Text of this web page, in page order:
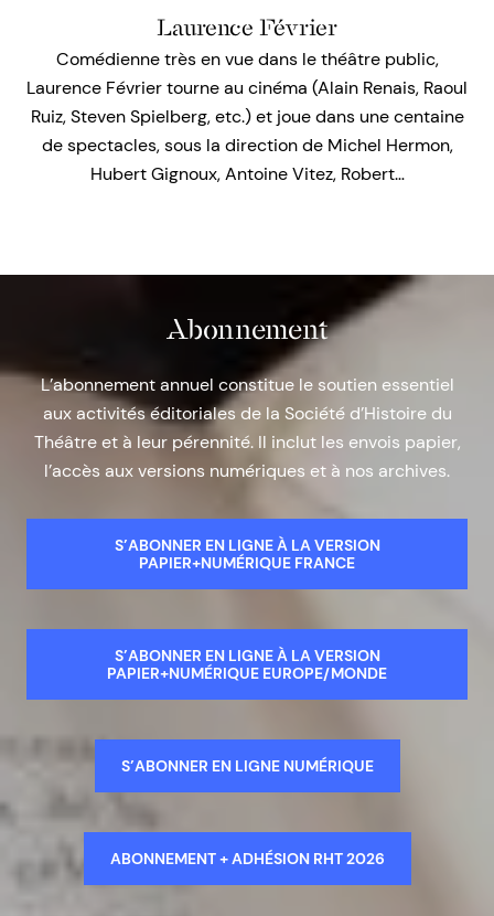
Laurence Février
Comédienne très en vue dans le théâtre public,
Laurence Février tourne au cinéma (Alain Renais, Raoul
Ruiz, Steven Spielberg, etc.) et joue dans une centaine
de spectacles, sous la direction de Michel Hermon,
Hubert Gignoux, Antoine Vitez, Robert…
Abonnement
L’abonnement annuel constitue le soutien essentiel
aux activités éditoriales de la Société d’Histoire du
Théâtre et à leur pérennité. Il inclut les envois papier,
l’accès aux versions numériques et à nos archives.
S’ABONNER EN LIGNE À LA VERSION
PAPIER+NUMÉRIQUE FRANCE
S’ABONNER EN LIGNE À LA VERSION
PAPIER+NUMÉRIQUE EUROPE/MONDE
S’ABONNER EN LIGNE NUMÉRIQUE
ABONNEMENT + ADHÉSION RHT 2026